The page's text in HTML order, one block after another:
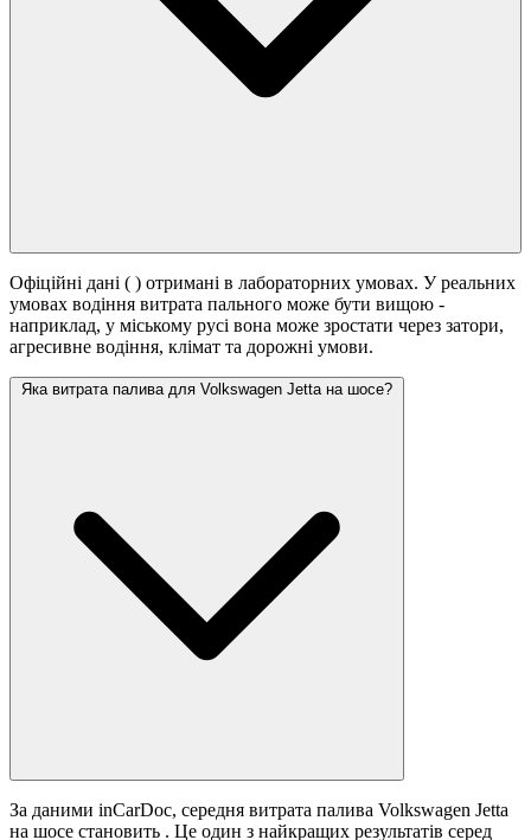
Офіційні дані ( ) отримані в лабораторних умовах. У реальних
умовах водіння витрата пального може бути вищою -
наприклад, у міському русі вона може зростати через затори,
агресивне водіння, клімат та дорожні умови.
Яка витрата палива для Volkswagen Jetta на шосе?
За даними inCarDoc, середня витрата палива Volkswagen Jetta
на шосе становить . Це один з найкращих результатів серед